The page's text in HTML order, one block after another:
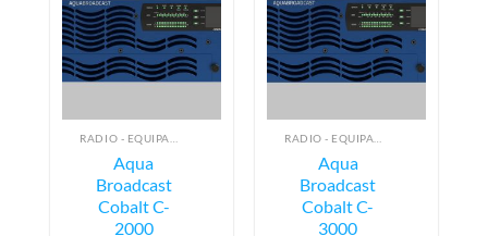
Aqua
Broadcast
Cobalt C-
2000
Aqua
Broadcast
Cobalt C-
3000